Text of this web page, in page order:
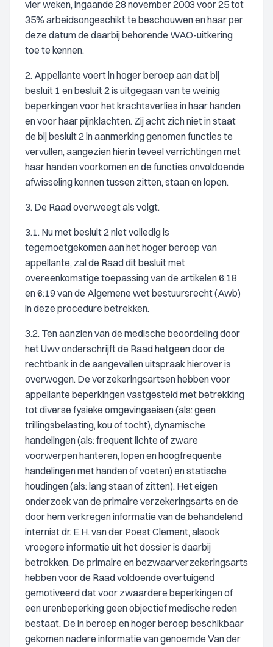
vier weken, ingaande 28 november 2003 voor 25 tot
35% arbeidsongeschikt te beschouwen en haar per
deze datum de daarbij behorende WAO-uitkering
toe te kennen.
2. Appellante voert in hoger beroep aan dat bij
besluit 1 en besluit 2 is uitgegaan van te weinig
beperkingen voor het krachtsverlies in haar handen
en voor haar pijnklachten. Zij acht zich niet in staat
de bij besluit 2 in aanmerking genomen functies te
vervullen, aangezien hierin teveel verrichtingen met
haar handen voorkomen en de functies onvoldoende
afwisseling kennen tussen zitten, staan en lopen.
3. De Raad overweegt als volgt.
3.1. Nu met besluit 2 niet volledig is
tegemoetgekomen aan het hoger beroep van
appellante, zal de Raad dit besluit met
overeenkomstige toepassing van de artikelen 6:18
en 6:19 van de Algemene wet bestuursrecht (Awb)
in deze procedure betrekken.
3.2. Ten aanzien van de medische beoordeling door
het Uwv onderschrijft de Raad hetgeen door de
rechtbank in de aangevallen uitspraak hierover is
overwogen. De verzekeringsartsen hebben voor
appellante beperkingen vastgesteld met betrekking
tot diverse fysieke omgevingseisen (als: geen
trillingsbelasting, kou of tocht), dynamische
handelingen (als: frequent lichte of zware
voorwerpen hanteren, lopen en hoogfrequente
handelingen met handen of voeten) en statische
houdingen (als: lang staan of zitten). Het eigen
onderzoek van de primaire verzekeringsarts en de
door hem verkregen informatie van de behandelend
internist dr. E.H. van der Poest Clement, alsook
vroegere informatie uit het dossier is daarbij
betrokken. De primaire en bezwaarverzekeringsarts
hebben voor de Raad voldoende overtuigend
gemotiveerd dat voor zwaardere beperkingen of
een urenbeperking geen objectief medische reden
bestaat. De in beroep en hoger beroep beschikbaar
gekomen nadere informatie van genoemde Van der